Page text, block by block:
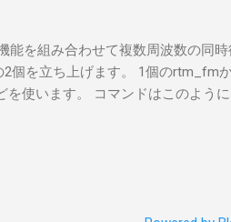
で交換できるようになっており
Vの内容はUDP 50002で交換でき、
受信している。 利用者側のクライ
Controlの2つのアプリで仕事を分
を探し出す notepad.exe inf.txt
x64 クラス名: NetTrans クラス
ージョン: 10/08/2015 10.2.0.5002
今回の場合は oem131.inf が
能を組み合わせて複数周波数の同
2個を立ち上げます。 1個のrtm_fm
を使います。 コマンドはこのよう
20 - | \ tee >(direwolf -c